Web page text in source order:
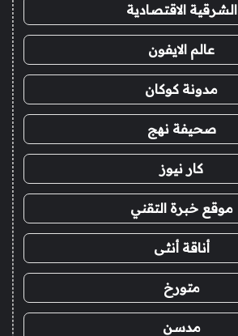
الشرقية الاقتصادية
عالم الايفون
مدونة كوكان
صحيفة نهج
كار نيوز
موقع خبرة التقني
أناقة أنثى
متورخ
مدسن